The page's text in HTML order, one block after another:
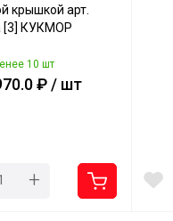
крышкой арт.
[3] КУКМОР
10 шт
₽ / шт
+